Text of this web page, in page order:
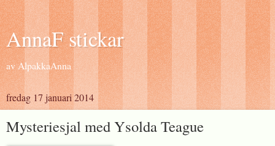
AnnaF stickar
av AlpakkaAnna
fredag 17 januari 2014
Mysteriesjal med Ysolda Teague